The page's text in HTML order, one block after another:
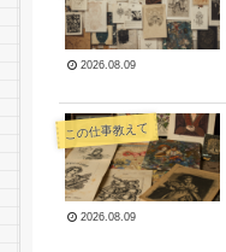
2026.08.09
この仕事教えて
2026.08.09